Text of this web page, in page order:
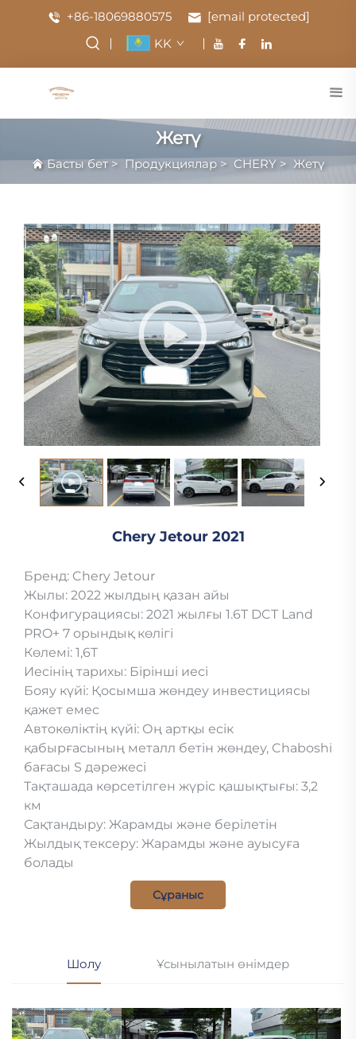
+86-18069880575
[email protected]
KK
Жетү
Басты бет > Продукциялар > CHERY > Жетү
Chery Jetour 2021
Бренд: Chery Jetour
Жылы: 2022 жылдың қазан айы
Конфигурациясы: 2021 жылғы 1.6T DCT Land
PRO+ 7 орындық көлігі
Көлемі: 1,6T
Иесінің тарихы: Бірінші иесі
Бояу күйі: Қосымша жөндеу инвестициясы
қажет емес
Автокөліктің күйі: Оң артқы есік
қабырғасының металл бетін жөндеу, Chaboshi
бағасы S дәрежесі
Тақташада көрсетілген жүріс қашықтығы: 3,2
км
Сақтандыру: Жарамды және берілетін
Жылдық тексеру: Жарамды және ауысуға
болады
Сұраныс
Шолу Ұсынылатын өнімдер